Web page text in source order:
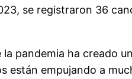
se registraron 36
pandemia ha creado
están empujando a